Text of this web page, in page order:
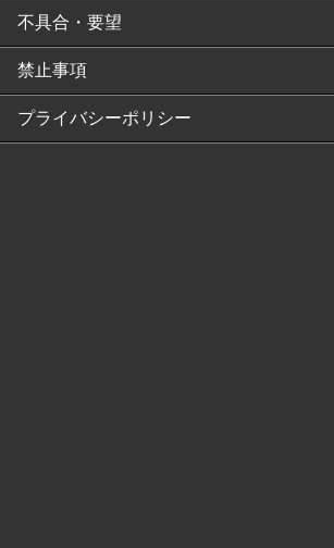
不具合・要望
禁止事項
プライバシーポリシー